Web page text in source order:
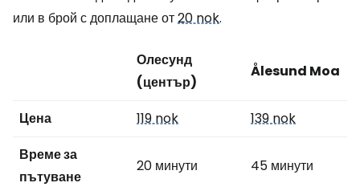
или в брой с доплащане от20 nok.
Олесунд
(център)
Ålesund Moa
Цена 119 nok
139 nok
Време за
пътуване
20 минути 45 минути